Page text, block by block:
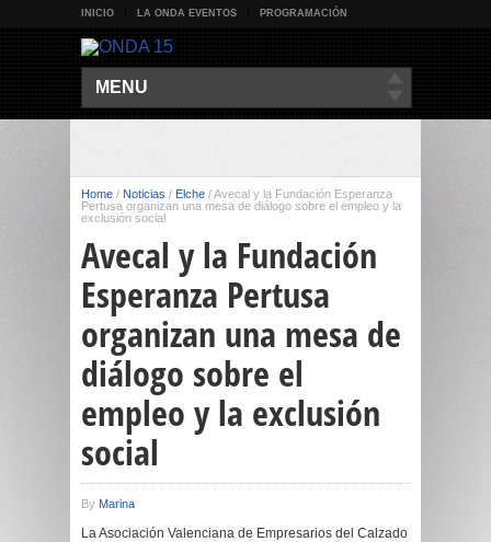
INICIO LA ONDA EVENTOS PROGRAMACIÓN
MENU
Home / Noticias / Elche /Avecal y la Fundación Esperanza
Pertusa organizan una mesa de diálogo sobre el empleo y la
exclusión social
Avecal y la Fundación
Esperanza Pertusa
organizan una mesa de
diálogo sobre el
empleo y la exclusión
social
By Marina
La Asociación Valenciana de Empresarios del Calzado